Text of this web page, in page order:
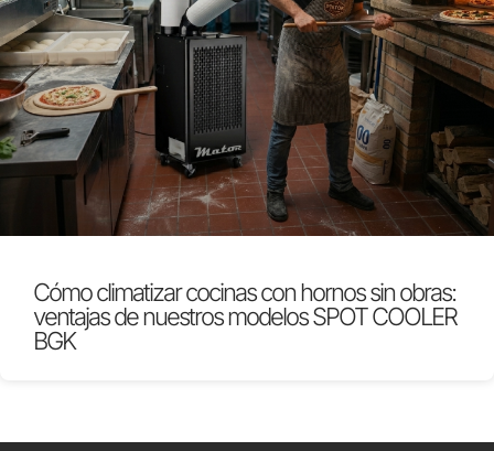
Cómo climatizar cocinas con hornos sin obras:
ventajas de nuestros modelos SPOT COOLER
BGK